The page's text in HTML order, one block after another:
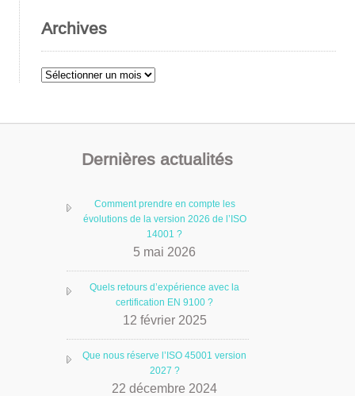
Archives
Archives
Dernières actualités
Comment prendre en compte les
évolutions de la version 2026 de l’ISO
14001 ?
5 mai 2026
Quels retours d’expérience avec la
certification EN 9100 ?
12 février 2025
Que nous réserve l’ISO 45001 version
2027 ?
22 décembre 2024